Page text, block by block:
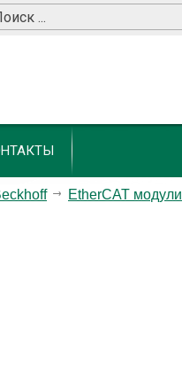
EtherCAT модули